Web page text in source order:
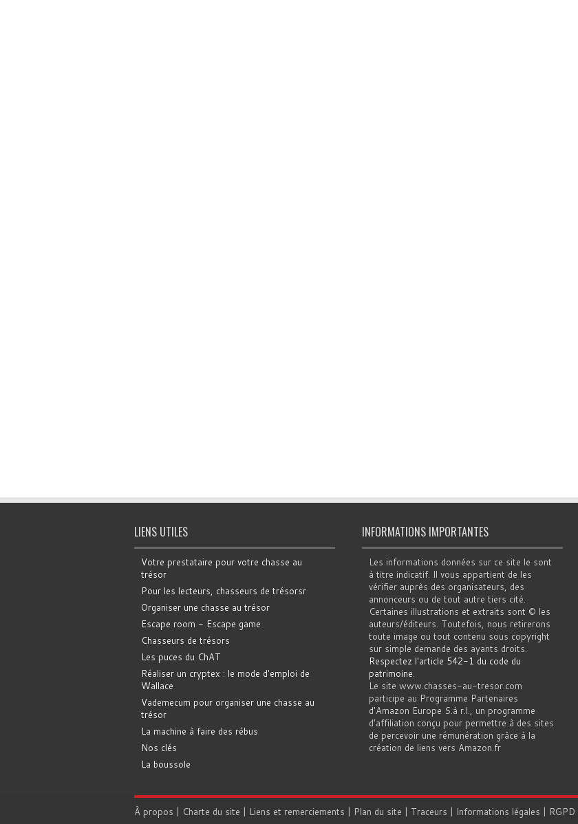
LIENS UTILES
Votre prestataire pour votre chasse au
trésor
Pour les lecteurs, chasseurs de trésorsr
Organiser une chasse au trésor
Escape room - Escape game
Chasseurs de trésors
Les puces du ChAT
Réaliser un cryptex : le mode d'emploi de
Wallace
Vademecum pour organiser une chasse au
trésor
La machine à faire des rébus
Nos clés
La boussole
INFORMATIONS IMPORTANTES
Les informations données sur ce site le sont
à titre indicatif. Il vous appartient de les
vérifier auprès des organisateurs, des
annonceurs ou de tout autre tiers cité.
Certaines illustrations et extraits sont © les
auteurs/éditeurs. Toutefois, nous retirerons
toute image ou tout contenu sous copyright
sur simple demande des ayants droits.
Respectez l'article 542-1 du code du
patrimoine.
Le site www.chasses-au-tresor.com
participe au Programme Partenaires
d’Amazon Europe S.à r.l., un programme
d’affiliation conçu pour permettre à des sites
de percevoir une rémunération grâce à la
création de liens vers Amazon.fr
À propos | Charte du site | Liens et remerciements | Plan du site | Traceurs | Informations légales | RGPD